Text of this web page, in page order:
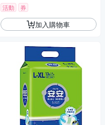
活動 券
加入購物車